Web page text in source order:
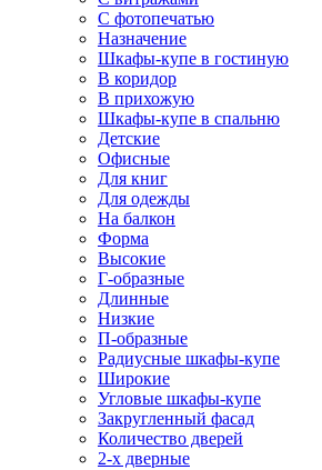
С фотопечатью
Назначение
Шкафы-купе в гостиную
В коридор
В прихожую
Шкафы-купе в спальню
Детские
Офисные
Для книг
Для одежды
На балкон
Форма
Высокие
Г-образные
Длинные
Низкие
П-образные
Радиусные шкафы-купе
Широкие
Угловые шкафы-купе
Закругленный фасад
Количество дверей
2-х дверные